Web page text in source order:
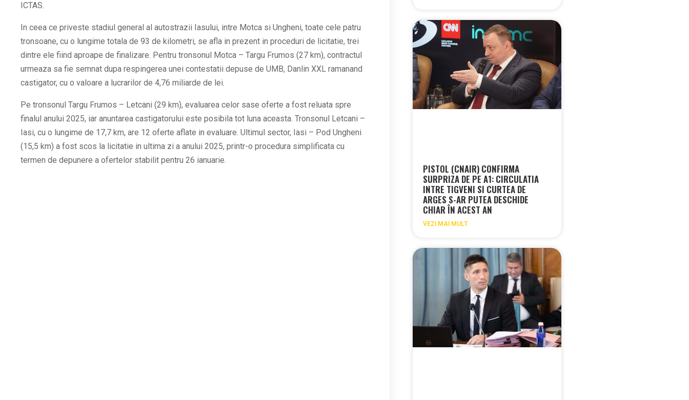
ICTAS.
In ceea ce priveste stadiul general al autostrazii Iasului, intre Motca si Ungheni, toate cele patru
tronsoane, cu o lungime totala de 93 de kilometri, se afla in prezent in proceduri de licitatie, trei
dintre ele fiind aproape de finalizare. Pentru tronsonul Motca – Targu Frumos (27 km), contractul
urmeaza sa fie semnat dupa respingerea unei contestatii depuse de UMB, Danlin XXL ramanand
castigator, cu o valoare a lucrarilor de 4,76 miliarde de lei.
Pe tronsonul Targu Frumos – Letcani (29 km), evaluarea celor sase oferte a fost reluata spre
finalul anului 2025, iar anuntarea castigatorului este posibila tot luna aceasta. Tronsonul Letcani –
Iasi, cu o lungime de 17,7 km, are 12 oferte aflate in evaluare. Ultimul sector, Iasi – Pod Ungheni
(15,5 km) a fost scos la licitatie in ultima zi a anului 2025, printr-o procedura simplificata cu
termen de depunere a ofertelor stabilit pentru 26 ianuarie.
PISTOL (CNAIR) CONFIRMA
SURPRIZA DE PE A1: CIRCULATIA
INTRE TIGVENI SI CURTEA DE
ARGES S-AR PUTEA DESCHIDE
CHIAR ÎN ACEST AN
VEZI MAI MULT